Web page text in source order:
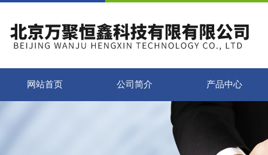
网站首页 公司简介 产品中心